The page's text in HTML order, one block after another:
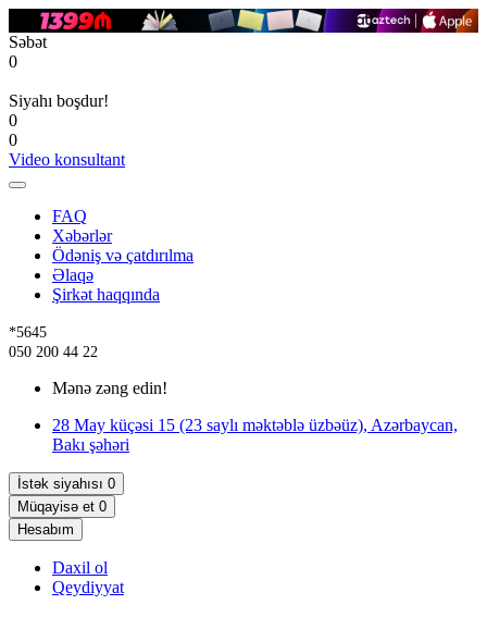
Səbət
0
Siyahı boşdur!
0
0
Video konsultant
FAQ
Xəbərlər
Ödəniş və çatdırılma
Əlaqə
Şirkət haqqında
*5645
050 200 44 22
Mənə zəng edin!
28 May küçəsi 15 (23 saylı məktəblə üzbəüz), Azərbaycan,
Bakı şəhəri
İstək siyahısı 0
Müqayisə et 0
Hesabım
Daxil ol
Qeydiyyat